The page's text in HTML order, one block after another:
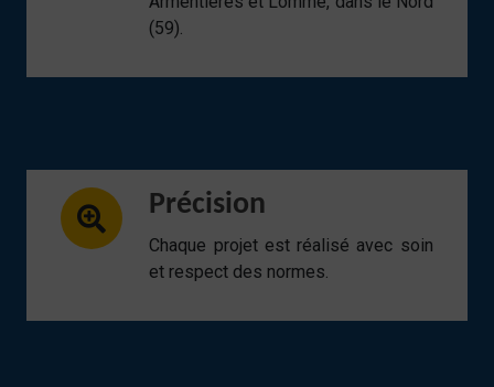
(59).
Précision
Chaque projet est réalisé avec soin
et respect des normes.